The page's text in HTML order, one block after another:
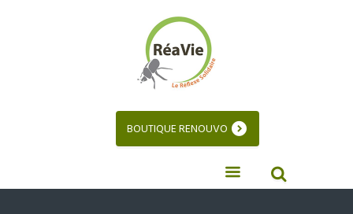
BOUTIQUE RENOUVO